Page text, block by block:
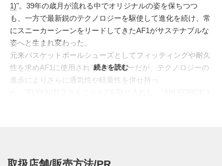
1)"。39年の歳月が流れる中でオリジナルの姿を保ちつつ
も、一方で最新鋭のテクノロジーを駆使して進化を続け、常
にスニーカーシーンをリードしてきたAF1がサステナブルな
姿へと生まれ変わった。
元来バスケットボールシューズとしてフィッティングや耐久
性を求めAF1に使用されていたレザーだが、テクノロジーの
進歩によりさらに通気性や軽量性を併せ持っ
続きを読む